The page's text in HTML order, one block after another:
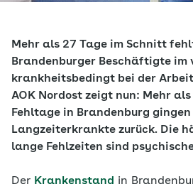
Mehr als 27 Tage im Schnitt
Brandenburger Beschäftigte im
krankheitsbedingt bei der
AOK Nordost zeigt nun: Mehr
Fehltage in Brandenburg
Langzeiterkrankte zurück. Die
lange Fehlzeiten sind
Der Krankenstand in